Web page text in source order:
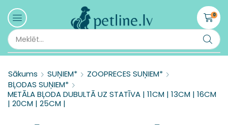
0
Sākums SUŅIEM*
ZOOPRECES SUŅIEM*
BĻODAS SUŅIEM*
METĀLA BĻODA DUBULTĀ UZ STATĪVA | 11CM | 13CM | 16CM
| 20CM | 25CM |